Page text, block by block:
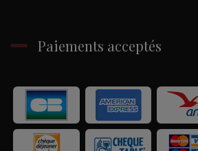
Paiements acceptés